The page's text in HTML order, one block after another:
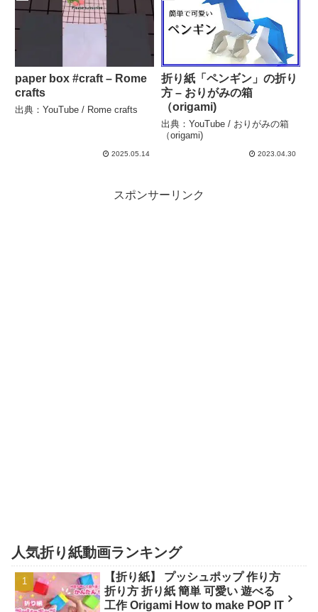
paper box #craft – Rome
crafts
出典：YouTube / Rome crafts
2025.05.14
折り紙「ペンギン」の折り
方 – おりがみの箱
（origami)
出典：YouTube / おりがみの箱
（origami)
2023.04.30
スポンサーリンク
人気折り紙動画ランキング
【折り紙】 プッシュポップ 作り方
折り方 折り紙 簡単 可愛い 遊べる
工作 Origami How to make POP IT